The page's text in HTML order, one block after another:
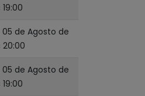
05 de Agosto de
20:00
05 de Agosto de